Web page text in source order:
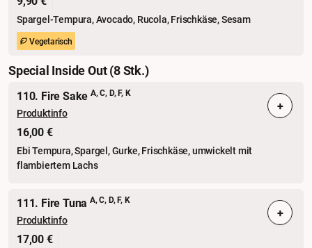
Spargel-Tempura, Avocado, Rucola, Frischkäse, Sesam
Vegetarisch
Special Inside Out (8 Stk.)
110. Fire Sake A, C, D, F, K
Produktinfo
16,00 €
Ebi Tempura, Spargel, Gurke, Frischkäse, umwickelt mit
flambiertem Lachs
+
111. Fire Tuna A, C, D, F, K
Produktinfo
17,00 €
+